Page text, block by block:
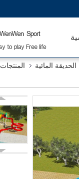
المنتجات المائية